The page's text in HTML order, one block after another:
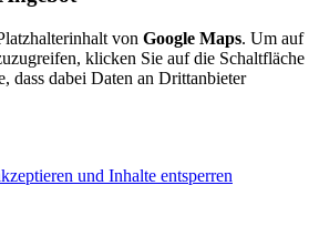
von Google Maps. Um auf
klicken Sie auf die Schaltfläche
dass dabei Daten an Drittanbieter
und Inhalte entsperren